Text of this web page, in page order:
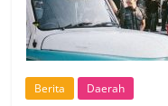
Berita Daerah